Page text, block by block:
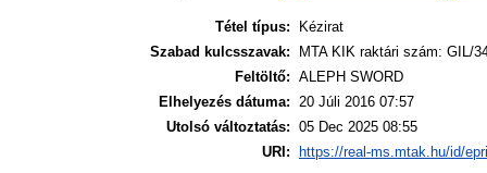
Tétel típus:
Kézirat
Szabad kulcsszavak:
MTA KIK raktári szám: GIL/
Feltöltő: ALEPH SWORD
Elhelyezés dátuma: 20 Júli 2016 07:57
Utolsó változtatás: 05 Dec 2025 08:55
URI:
https://real-ms.mtak.hu/id/